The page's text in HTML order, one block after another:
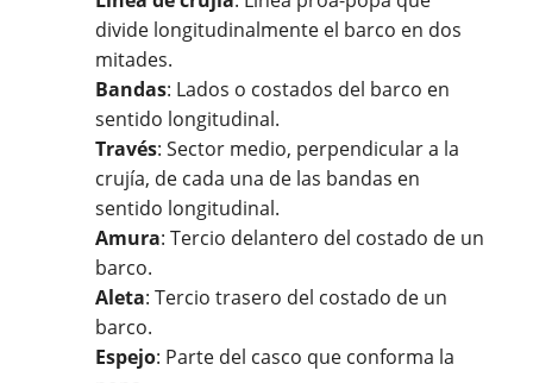
divide longitudinalmente el barco en dos
mitades.
Bandas: Lados o costados del barco en
sentido longitudinal.
Través: Sector medio, perpendicular a la
crujía, de cada una de las bandas en
sentido longitudinal.
Amura: Tercio delantero del costado de un
barco.
Aleta: Tercio trasero del costado de un
barco.
Espejo: Parte del casco que conforma la